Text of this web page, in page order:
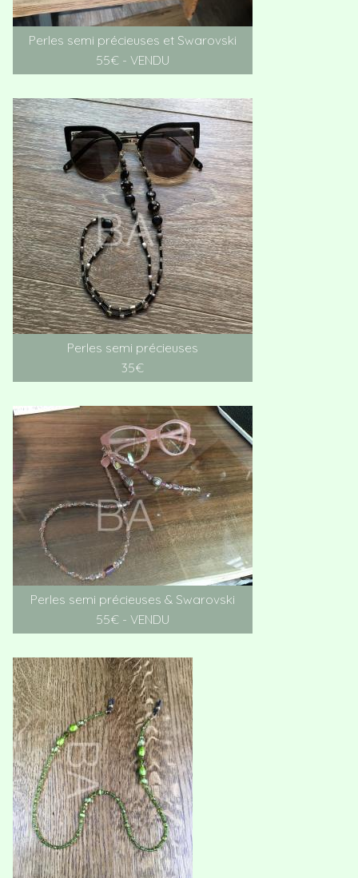
Perles semi précieuses et Swarovski
55€ - VENDU
Perles semi précieuses
35€
Perles semi précieuses & Swarovski
55€ - VENDU